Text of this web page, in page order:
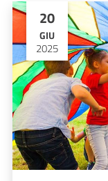
20
GIU
2025